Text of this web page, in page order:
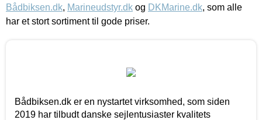
Bådbiksen.dk, Marineudstyr.dk og DKMarine.dk, som alle
har et stort sortiment til gode priser.
Bådbiksen.dk er en nystartet virksomhed, som siden
2019 har tilbudt danske sejlentusiaster kvalitets